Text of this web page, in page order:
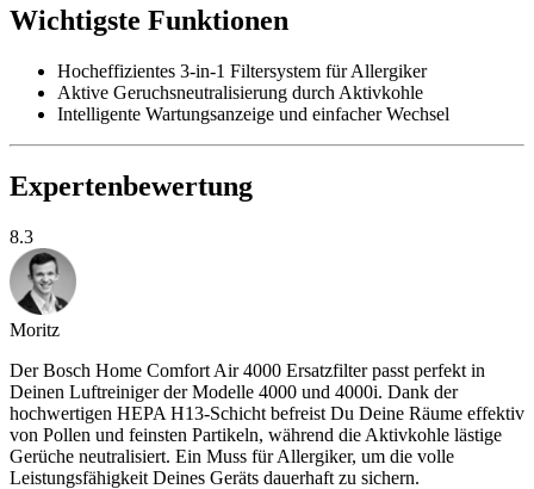
Wichtigste Funktionen
Hocheffizientes 3-in-1 Filtersystem für Allergiker
Aktive Geruchsneutralisierung durch Aktivkohle
Intelligente Wartungsanzeige und einfacher Wechsel
Expertenbewertung
8.3
Moritz
Der Bosch Home Comfort Air 4000 Ersatzfilter passt perfekt in
Deinen Luftreiniger der Modelle 4000 und 4000i. Dank der
hochwertigen HEPA H13-Schicht befreist Du Deine Räume effektiv
von Pollen und feinsten Partikeln, während die Aktivkohle lästige
Gerüche neutralisiert. Ein Muss für Allergiker, um die volle
Leistungsfähigkeit Deines Geräts dauerhaft zu sichern.